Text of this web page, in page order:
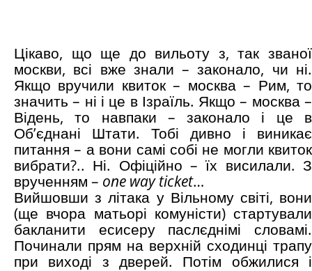
Цікаво, що ще до вильоту з, так званої
москви, всі вже знали – законало, чи ні.
Якщо вручили квиток – москва – Рим, то
значить – ні і це в Ізраїль. Якщо – москва –
Відень, то навпаки – законало і це в
Об’єднані Штати. Тобі дивно і виникає
питання – а вони самі собі не могли квиток
вибрати?.. Ні. Офіційно – їх висилали. З
врученням – one way ticket…
Вийшовши з літака у Вільному світі, вони
(ще вчора матьорі комуністи) стартували
бакланити есисеру паслєднімі словамі.
Починали прям на верхній сходинці трапу
при виході з дверей. Потім обжилися і